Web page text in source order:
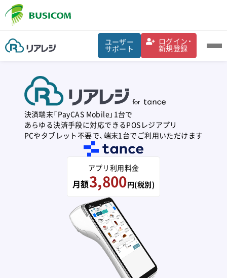
ユーザー
サポート
ログイン・
新規登録
決済端末「PayCAS Mobile」1台で
あらゆる決済手段に対応できるPOSレジアプリ
PCやタブレット不要で、端末1台でご利用いただけます
アプリ利用料金
月額3,800 円(税別)